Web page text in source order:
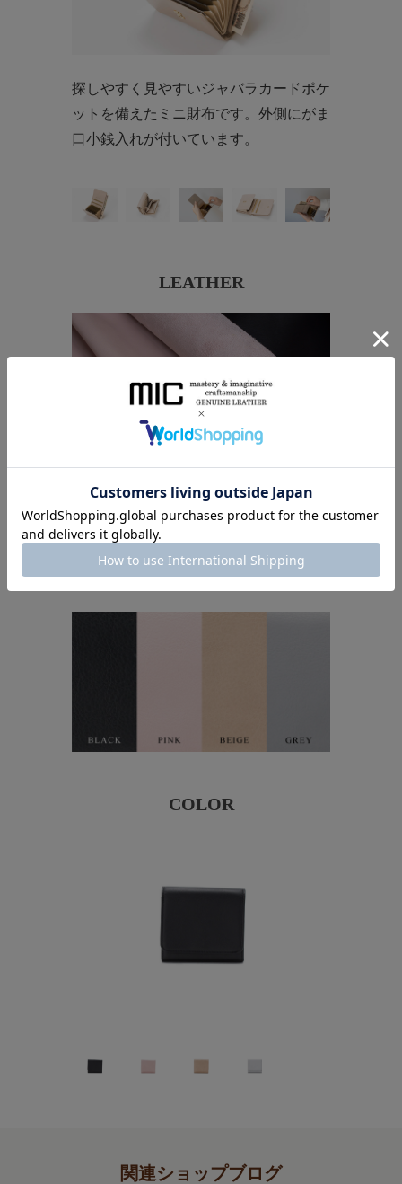
探しやすく見やすいジャバラカードポケ
ットを備えたミニ財布です。外側にがま
口小銭入れが付いています。
LEATHER
イタリアのモンフリーニ社が手掛けた
ナチュラルで優しい質感のソフトレザー
を使用
COLOR
関連ショップブログ